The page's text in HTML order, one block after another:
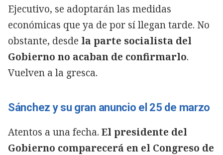
Ejecutivo, se adoptarán las medidas
económicas que ya de por sí llegan tarde. No
obstante, desde la parte socialista del
Gobierno no acaban de confirmarlo.
Vuelven a la gresca.
Sánchez y su gran anuncio el 25 de marzo
Atentos a una fecha. El presidente del
Gobierno comparecerá en el Congreso de